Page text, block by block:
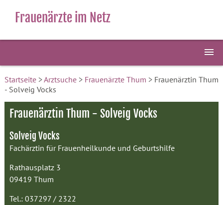
Frauenärzte im Netz
Startseite>Arztsuche> Frauenärzte Thum > Frauenärztin Thum
- Solveig Vocks
Frauenärztin Thum - Solveig Vocks
Solveig Vocks
Fachärztin für Frauenheilkunde und Geburtshilfe
Rathausplatz 3
09419 Thum
Tel.: 037297 / 2322